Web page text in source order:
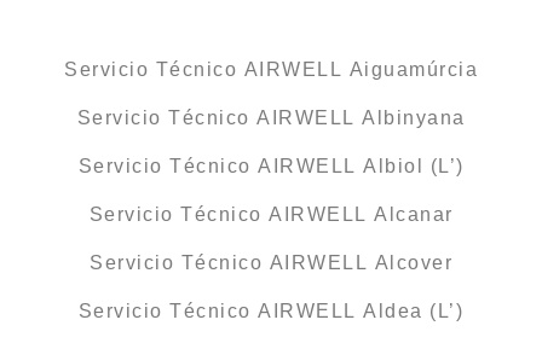
Servicio Técnico AIRWELL Aiguamúrcia
Servicio Técnico AIRWELL Albinyana
Servicio Técnico AIRWELL Albiol (L’)
Servicio Técnico AIRWELL Alcanar
Servicio Técnico AIRWELL Alcover
Servicio Técnico AIRWELL Aldea (L’)